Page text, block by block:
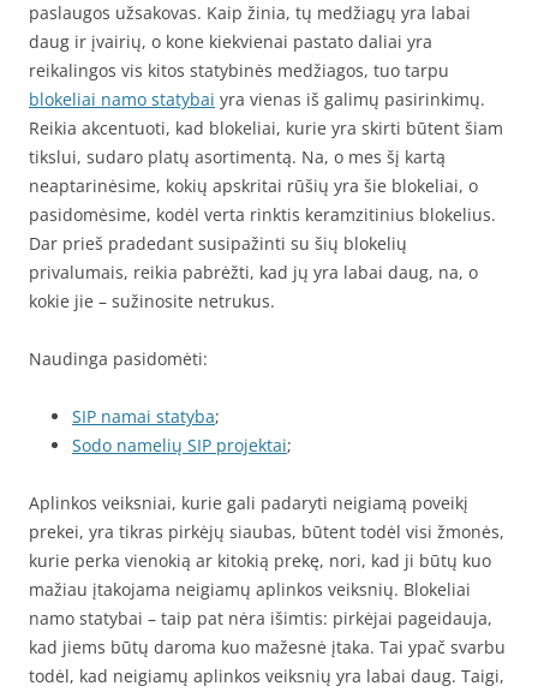
paslaugos užsakovas. Kaip žinia, tų medžiagų yra labai
daug ir įvairių, o kone kiekvienai pastato daliai yra
reikalingos vis kitos statybinės medžiagos, tuo tarpu
blokeliai namo statybai yra vienas iš galimų pasirinkimų.
Reikia akcentuoti, kad blokeliai, kurie yra skirti būtent šiam
tikslui, sudaro platų asortimentą. Na, o mes šį kartą
neaptarinėsime, kokių apskritai rūšių yra šie blokeliai, o
pasidomėsime, kodėl verta rinktis keramzitinius blokelius.
Dar prieš pradedant susipažinti su šių blokelių
privalumais, reikia pabrėžti, kad jų yra labai daug, na, o
kokie jie – sužinosite netrukus.
Naudinga pasidomėti:
SIP namai statyba;
Sodo namelių SIP projektai;
Aplinkos veiksniai, kurie gali padaryti neigiamą poveikį
prekei, yra tikras pirkėjų siaubas, būtent todėl visi žmonės,
kurie perka vienokią ar kitokią prekę, nori, kad ji būtų kuo
mažiau įtakojama neigiamų aplinkos veiksnių. Blokeliai
namo statybai – taip pat nėra išimtis: pirkėjai pageidauja,
kad jiems būtų daroma kuo mažesnė įtaka. Tai ypač svarbu
todėl, kad neigiamų aplinkos veiksnių yra labai daug. Taigi,